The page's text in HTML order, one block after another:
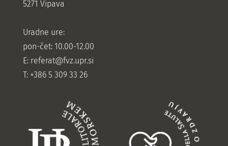
5271 Vipava
Uradne ure:
pon-čet: 10.00-12.00
E: referat@fvz.upr.si
T: +386 5 309 33 26